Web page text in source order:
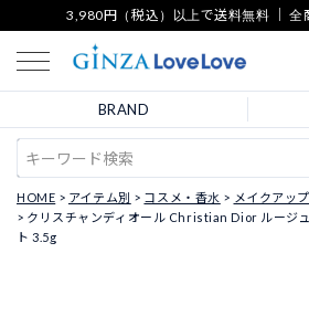
3,980円（税込）以上で送料無料 ｜ 全
BRAND
HOME アイテム別 コスメ・香水
メイクアップ
クリスチャンディオール Christian Dior ルージ
ト 3.5g